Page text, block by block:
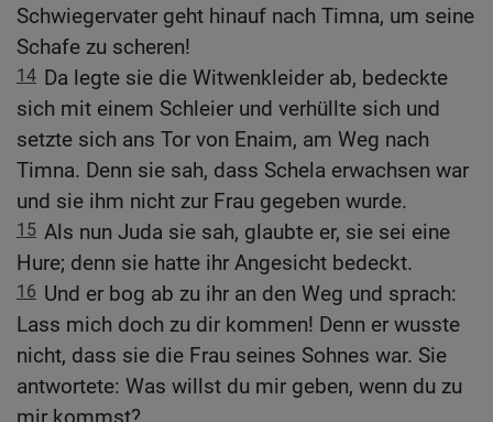
Schwiegervater geht hinauf nach Timna, um seine
Schafe zu scheren!
14 Da legte sie die Witwenkleider ab, bedeckte
sich mit einem Schleier und verhüllte sich und
setzte sich ans Tor von Enaim, am Weg nach
Timna. Denn sie sah, dass Schela erwachsen war
und sie ihm nicht zur Frau gegeben wurde.
15 Als nun Juda sie sah, glaubte er, sie sei eine
Hure; denn sie hatte ihr Angesicht bedeckt.
16 Und er bog ab zu ihr an den Weg und sprach:
Lass mich doch zu dir kommen! Denn er wusste
nicht, dass sie die Frau seines Sohnes war. Sie
antwortete: Was willst du mir geben, wenn du zu